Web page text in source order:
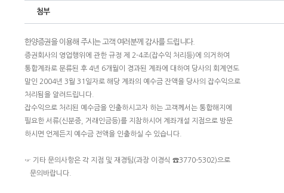
첨부
한양증권을 이용해 주시는 고객 여러분께 감사를 드립니다.
증권회사의 영업행위에 관한 규정 제 2-4조(잡수익 처리등)에 의거하여
통합계좌로 분류된 후 4년 6개월이 경과된 계좌에 대하여 당사의 회계연도
말인 2004년 3월 31일자로 해당 계좌의 예수금 잔액을 당사의 잡수익으로
처리됨을 알려드립니다.
잡수익으로 처리된 예수금을 인출하시고자 하는 고객께서는 통합해지에
필요한 서류(신분증, 거래인금등)를 지참하시어 계좌개설 지점으로 방문
하시면 언제든지 예수금 전액을 인출하실 수 있습니다.
☞ 기타 문의사항은 각 지점 및 재경팀(과장 이경식 ☎3770-5302)으로
문의바랍니다.